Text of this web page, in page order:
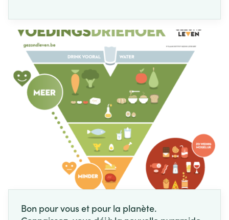
Bon pour vous et pour la planète.